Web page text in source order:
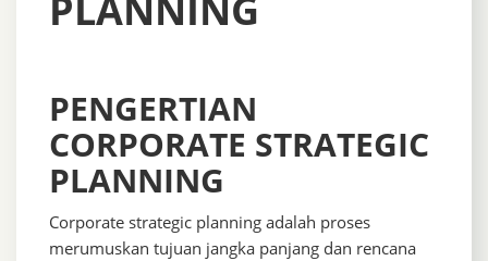
PENGERTIAN
CORPORATE STRATEGIC
PLANNING
Corporate strategic planning adalah proses
merumuskan tujuan jangka panjang dan rencana